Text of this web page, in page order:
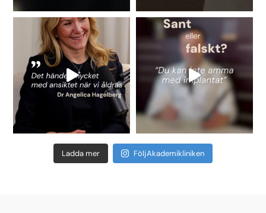
Ladda mer Följ Akademikliniken